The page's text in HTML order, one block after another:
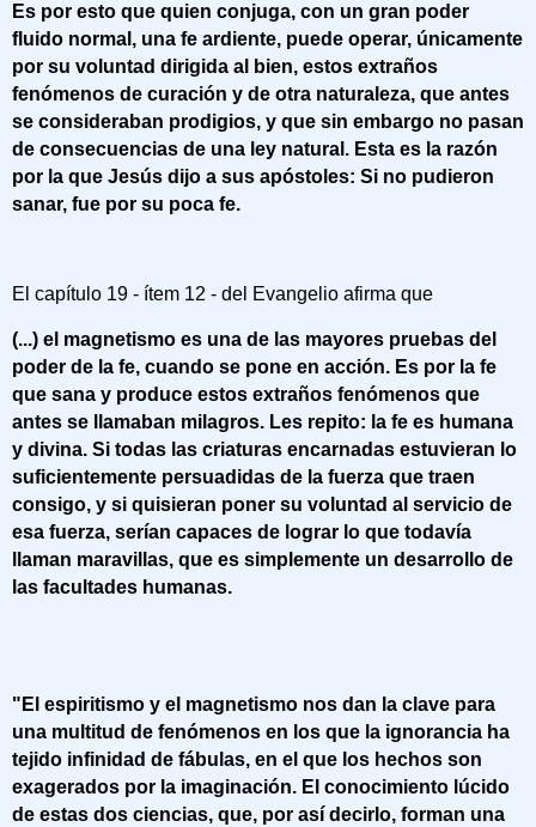
Es por esto que quien conjuga, con un gran poder
fluido normal, una fe ardiente, puede operar, únicamente
por su voluntad dirigida al bien, estos extraños
fenómenos de curación y de otra naturaleza, que antes
se consideraban prodigios, y que sin embargo no pasan
de consecuencias de una ley natural. Esta es la razón
por la que Jesús dijo a sus apóstoles: Si no pudieron
sanar, fue por su poca fe.
El capítulo 19 - ítem 12 - del Evangelio afirma que
(...) el magnetismo es una de las mayores pruebas del
poder de la fe, cuando se pone en acción. Es por la fe
que sana y produce estos extraños fenómenos que
antes se llamaban milagros. Les repito: la fe es humana
y divina. Si todas las criaturas encarnadas estuvieran lo
suficientemente persuadidas de la fuerza que traen
consigo, y si quisieran poner su voluntad al servicio de
esa fuerza, serían capaces de lograr lo que todavía
llaman maravillas, que es simplemente un desarrollo de
las facultades humanas.
"El espiritismo y el magnetismo nos dan la clave para
una multitud de fenómenos en los que la ignorancia ha
tejido infinidad de fábulas, en el que los hechos son
exagerados por la imaginación. El conocimiento lúcido
de estas dos ciencias, que, por así decirlo, forman una